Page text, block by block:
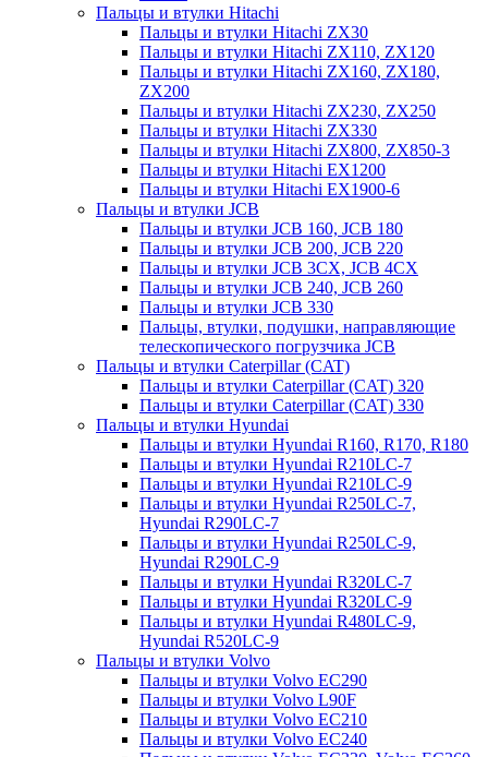
Пальцы и втулки Hitachi
Пальцы и втулки Hitachi ZX30
Пальцы и втулки Hitachi ZX110, ZX120
Пальцы и втулки Hitachi ZX160, ZX180,
ZX200
Пальцы и втулки Hitachi ZX230, ZX250
Пальцы и втулки Hitachi ZX330
Пальцы и втулки Hitachi ZX800, ZX850-3
Пальцы и втулки Hitachi EX1200
Пальцы и втулки Hitachi EX1900-6
Пальцы и втулки JCB
Пальцы и втулки JCB 160, JCB 180
Пальцы и втулки JCB 200, JCB 220
Пальцы и втулки JCB 3CX, JCB 4CX
Пальцы и втулки JCB 240, JCB 260
Пальцы и втулки JCB 330
Пальцы, втулки, подушки, направляющие
телескопического погрузчика JCB
Пальцы и втулки Caterpillar (CAT)
Пальцы и втулки Caterpillar (CAT) 320
Пальцы и втулки Caterpillar (CAT) 330
Пальцы и втулки Hyundai
Пальцы и втулки Hyundai R160, R170, R180
Пальцы и втулки Hyundai R210LC-7
Пальцы и втулки Hyundai R210LC-9
Пальцы и втулки Hyundai R250LC-7,
Hyundai R290LC-7
Пальцы и втулки Hyundai R250LC-9,
Hyundai R290LC-9
Пальцы и втулки Hyundai R320LC-7
Пальцы и втулки Hyundai R320LC-9
Пальцы и втулки Hyundai R480LC-9,
Hyundai R520LC-9
Пальцы и втулки Volvo
Пальцы и втулки Volvo EC290
Пальцы и втулки Volvo L90F
Пальцы и втулки Volvo EC210
Пальцы и втулки Volvo EC240